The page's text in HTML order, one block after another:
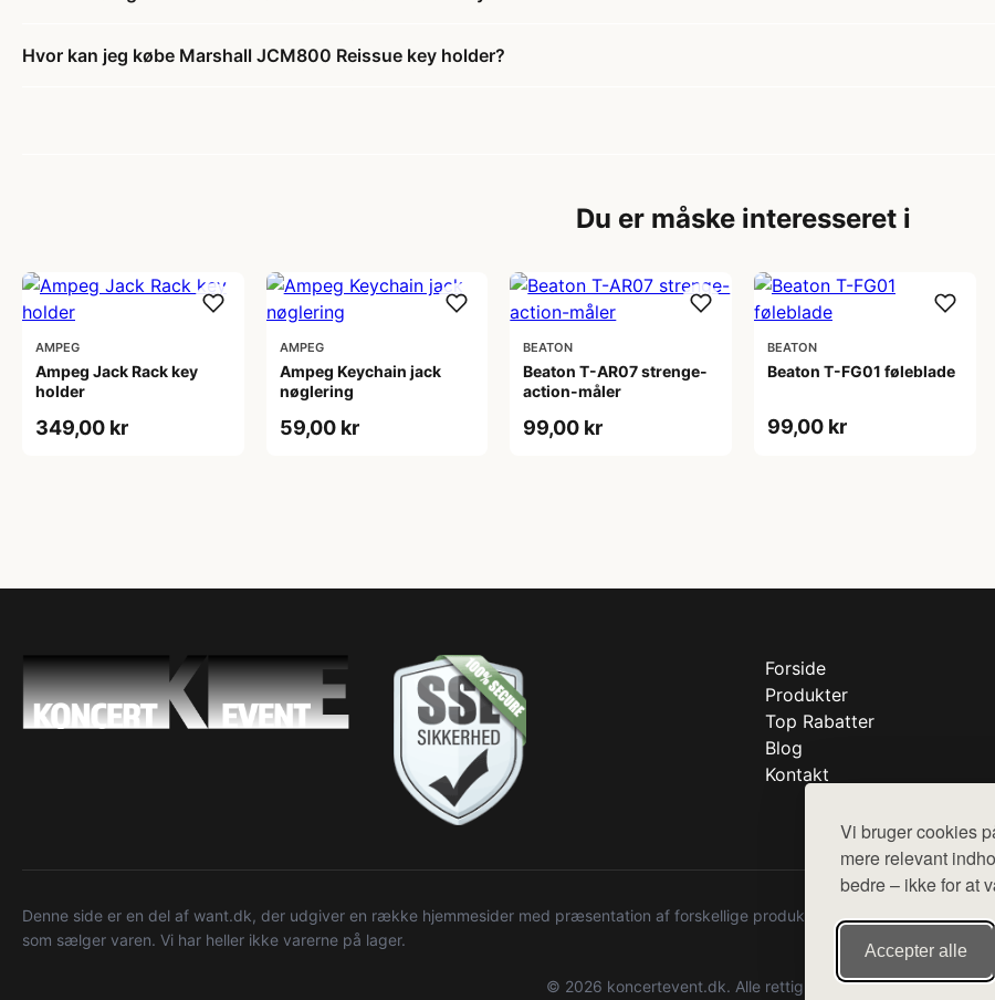
Vi bruger cookies
mere relevant
bedre – ikke for at
Accepter alle
Hvor kan jeg købe Marshall JCM800 Reissue key holder?
Du er måske interesseret i
AMPEG
Ampeg Jack Rack key
holder
349,00 kr
AMPEG
Ampeg Keychain jack
nøglering
59,00 kr
BEATON
Beaton T-AR07 strenge-
action-måler
99,00 kr
BEATON
Beaton T-FG01 føleblade
99,00 kr
Forside
Produkter
Top Rabatter
Blog
Kontakt
Denne side er en del af want.dk, der udgiver en række hjemmesider med præsentation af forskellige produkter fra diverse
som sælger varen. Vi har heller ikke varerne på lager.
© 2026 koncertevent.dk. Alle rettigheder forbeholdes.